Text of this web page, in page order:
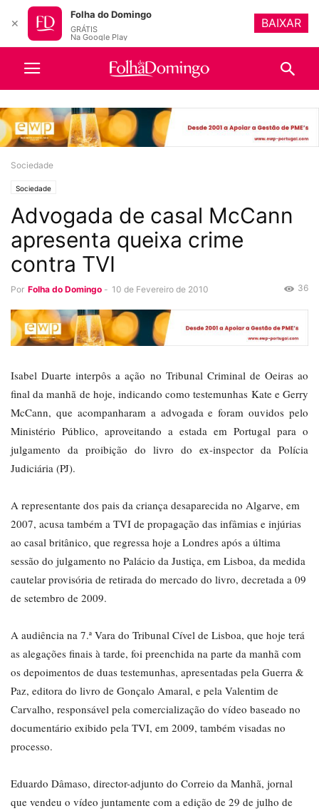
Sociedade
Sociedade
Advogada de casal McCann
apresenta queixa crime
contra TVI
Por Folha do Domingo - 10 de Fevereiro de 2010 36
Isabel Duarte interpôs a ação no Tribunal Criminal de Oeiras ao
final da manhã de hoje, indicando como testemunhas Kate e Gerry
McCann, que acompanharam a advogada e foram ouvidos pelo
Ministério Público, aproveitando a estada em Portugal para o
julgamento da proibição do livro do ex-inspector da Polícia
Judiciária (PJ).
A representante dos pais da criança desaparecida no Algarve, em
2007, acusa também a TVI de propagação das infâmias e injúrias
ao casal britânico, que regressa hoje a Londres após a última
sessão do julgamento no Palácio da Justiça, em Lisboa, da medida
cautelar provisória de retirada do mercado do livro, decretada a 09
de setembro de 2009.
A audiência na 7.ª Vara do Tribunal Cível de Lisboa, que hoje terá
as alegações finais à tarde, foi preenchida na parte da manhã com
os depoimentos de duas testemunhas, apresentadas pela Guerra &
Paz, editora do livro de Gonçalo Amaral, e pela Valentim de
Carvalho, responsável pela comercialização do vídeo baseado no
documentário exibido pela TVI, em 2009, também visadas no
processo.
Eduardo Dâmaso, director-adjunto do Correio da Manhã, jornal
que vendeu o vídeo juntamente com a edição de 29 de julho de
✕
Folha do Domingo
GRÁTIS
Na Google Play
BAIXAR